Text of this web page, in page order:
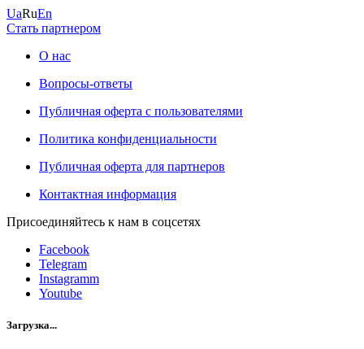
UaRuEn
Стать партнером
О нас
Вопросы-ответы
Публичная оферта с пользователями
Политика конфиденциальности
Публичная оферта для партнеров
Контактная информация
Присоединяйтесь к нам в соцсетях
Facebook
Telegram
Instagramm
Youtube
Загрузка...